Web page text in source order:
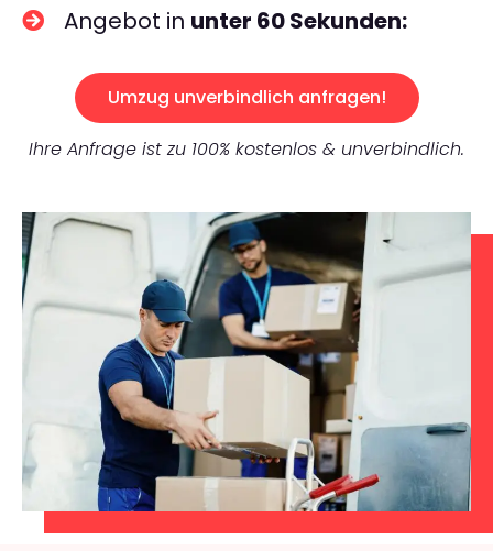
Angebot in unter 60 Sekunden:
Umzug unverbindlich anfragen!
Ihre Anfrage ist zu 100% kostenlos & unverbindlich.